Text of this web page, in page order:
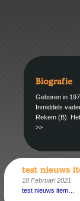
Geboren in
Inmiddels
Rekem (B).
>>
18 Februari 2021
test nieuws item…